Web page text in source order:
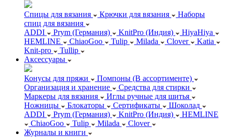
Спицы для вязания Крючки для вязания
Наборы
спиц для вязания
ADDI
Prym (Германия) KnitPro (Индия)
HiyaHiya
HEMLINE
ChiaoGoo Tulip Milada Clover
Katia
Knit-pro
Tullip
Аксессуары
Конусы для пряжи
Помпоны (В ассортименте)
Организация и хранение
Средства для стирки
Маркеры для вязания
Иглы ручные для шитья
Ножницы
Блокаторы Сертификаты
Шоколад
ADDI
Prym (Германия) KnitPro (Индия)
HEMLINE
ChiaoGoo
Tulip Milada
Clover
Журналы и книги